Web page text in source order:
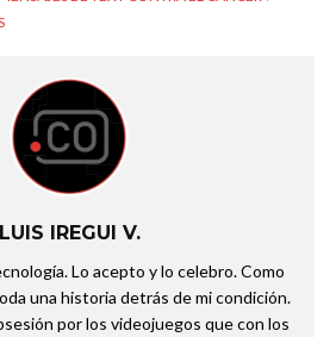
LUIS IREGUI V.
Lo acepto y lo celebro. Como
una historia detrás de mi condición.
por los videojuegos que con los